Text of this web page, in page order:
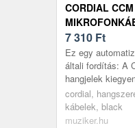
CORDIAL
7 310 Ft
Ez egy
általi fordítás: A
hangjelek
átvitelére
mikrofonról audio
munkaállomásra
cordial,
kábelek, black
muziker.hu